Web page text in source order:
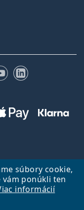
súbory cookie,
vám ponúkli ten
informácií
YouTubeLinkedIn